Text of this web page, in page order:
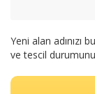
Yeni alan adınızı
ve tescil